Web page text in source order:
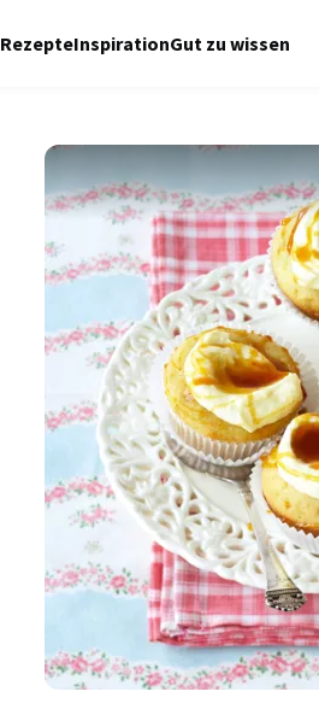
RezepteInspirationGut zu wissen